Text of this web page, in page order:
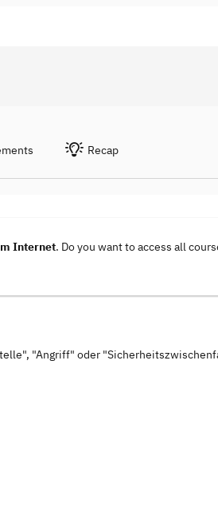
Recap
Internet. Do you want to access all
"Angriff" oder